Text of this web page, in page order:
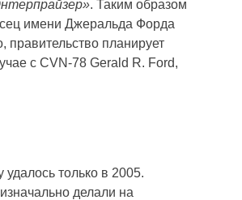
. Таким образом
имени Джеральда Форда
правительство планирует
с CVN-78 Gerald R. Ford,
удалось только в 2005.
делали на